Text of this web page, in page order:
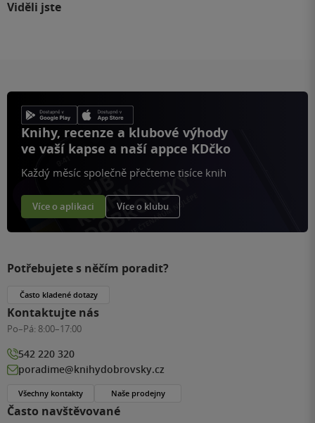
Viděli jste
Knihy, recenze a klubové výhody
ve vaší kapse a naší appce KDčko
Každý měsíc společně přečteme tisíce knih
Více o aplikaci Více o klubu
Často navštěvované
Potřebujete s něčím poradit?
Často kladené dotazy
Kontaktujte nás
Po–Pá: 8:00–17:00
542 220 320
poradime@knihydobrovsky.cz
Všechny kontakty Naše prodejny